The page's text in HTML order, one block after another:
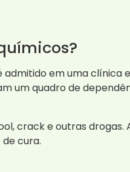
em uma clínica
um quadro de
crack e outras
cura.